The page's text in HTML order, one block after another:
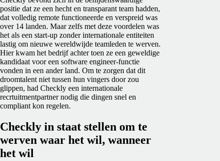
positie dat ze een hecht en transparant team hadden,
dat volledig remote functioneerde en verspreid was
over 14 landen. Maar zelfs met deze voordelen was
het als een start-up zonder internationale entiteiten
lastig om nieuwe wereldwijde teamleden te werven.
Hier kwam het bedrijf achter toen ze een geweldige
kandidaat voor een software engineer-functie
vonden in een ander land. Om te zorgen dat dit
droomtalent niet tussen hun vingers door zou
glippen, had Checkly een internationale
recrtuitmentpartner nodig die dingen snel en
compliant kon regelen.
Checkly in staat stellen om te
werven waar het wil, wanneer
het wil